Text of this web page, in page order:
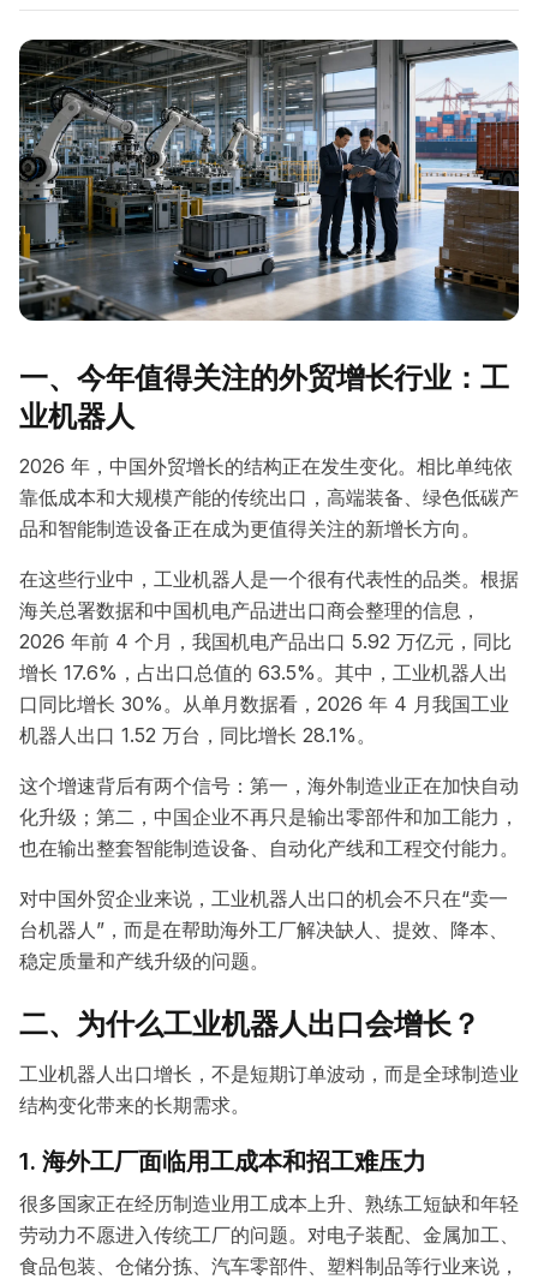
一、今年值得关注的外贸增长行业：工
业机器人
2026 年，中国外贸增长的结构正在发生变化。相比单纯依
靠低成本和大规模产能的传统出口，高端装备、绿色低碳产
品和智能制造设备正在成为更值得关注的新增长方向。
在这些行业中，工业机器人是一个很有代表性的品类。根据
海关总署数据和中国机电产品进出口商会整理的信息，
2026 年前 4 个月，我国机电产品出口 5.92 万亿元，同比
增长 17.6%，占出口总值的 63.5%。其中，工业机器人出
口同比增长 30%。从单月数据看，2026 年 4 月我国工业
机器人出口 1.52 万台，同比增长 28.1%。
这个增速背后有两个信号：第一，海外制造业正在加快自动
化升级；第二，中国企业不再只是输出零部件和加工能力，
也在输出整套智能制造设备、自动化产线和工程交付能力。
对中国外贸企业来说，工业机器人出口的机会不只在“卖一
台机器人”，而是在帮助海外工厂解决缺人、提效、降本、
稳定质量和产线升级的问题。
二、为什么工业机器人出口会增长？
工业机器人出口增长，不是短期订单波动，而是全球制造业
结构变化带来的长期需求。
1. 海外工厂面临用工成本和招工难压力
很多国家正在经历制造业用工成本上升、熟练工短缺和年轻
劳动力不愿进入传统工厂的问题。对电子装配、金属加工、
食品包装、仓储分拣、汽车零部件、塑料制品等行业来说，